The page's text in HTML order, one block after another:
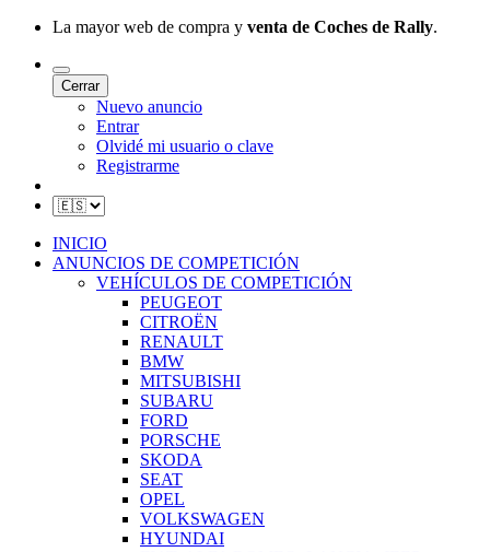
La mayor web de compra y venta de Coches de Rally.
Cerrar
Nuevo anuncio
Entrar
Olvidé mi usuario o clave
Registrarme
INICIO
ANUNCIOS DE COMPETICIÓN
VEHÍCULOS DE COMPETICIÓN
PEUGEOT
CITROËN
RENAULT
BMW
MITSUBISHI
SUBARU
FORD
PORSCHE
SKODA
SEAT
OPEL
VOLKSWAGEN
HYUNDAI